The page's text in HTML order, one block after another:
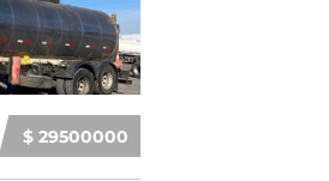
$ 29500000